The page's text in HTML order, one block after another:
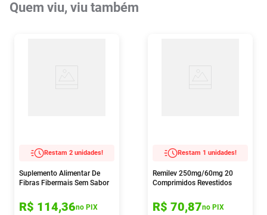
Quem viu, viu também
Restam 2 unidades!
Suplemento Alimentar De
Fibras Fibermais Sem Sabor
R$ 114,36no PIX
Restam 1 unidades!
Remilev 250mg/60mg 20
Comprimidos Revestidos
R$ 70,87no PIX